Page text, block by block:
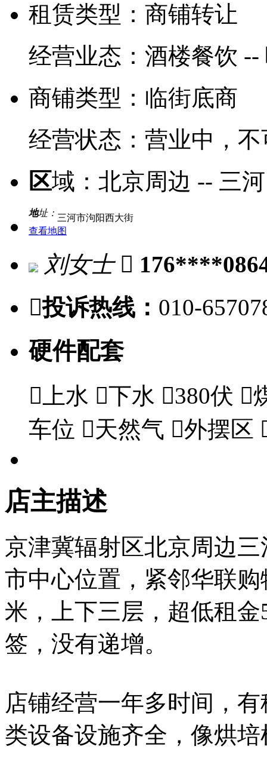
租赁类型： 商铺转让
经营业态： 酒楼餐饮 --
商铺类型： 临街底商
经营状态： 营业中，
区域： 北京周边 -- 三河
地址： 三河市泃阳西大街
查看地图
刘女士 
投诉热线： 010-
硬件配套
 上水 下水 380伏 
车位 天然气 外摆区
店主描述
京津冀辐射区北京周边
市中心位置，紧邻华联
米，上下三层，超低租
签，没有递增。
店铺经营一年多时间，
类设备设施齐全，像烘